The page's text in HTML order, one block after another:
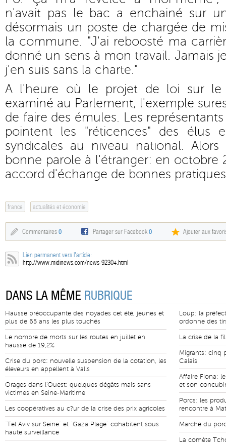
n'avait pas le bac a enchainé sur
désormais un poste de chargée de
la commune. "J'ai reboosté ma
donné un sens à mon travail. Jamais
j'en suis sans la charte."
A l'heure où le projet de loi sur le
examiné au Parlement, l'exemple
de faire des émules. Les
pointent les "réticences" des élus
syndicales au niveau national. Alors
bonne parole à l'étranger: en octobre
accord d'échange de bonnes
france actualités et économie
Commentaires 0 Partager sur Facebook0 Ajouter aux
Lien permanent vers l'article:
http://www.midinews.com/news-92304.html
DANS LA MÊME RUBRIQUE
Hausse préoccupante des noyades cet été, jeunes et
plus de 65 ans les plus touchés
Le nombre de morts sur les routes en juillet en
hausse de 19,2%
Crise du porc: nouvelle suspension de la cotation, les
éleveurs en appellent à Valls
Orages dans l'Ouest: quelques dégâts mais sans
victimes en Seine-Maritime
Les coopératives au c?ur de la crise des prix agricoles
"Tel Aviv sur Seine" et "Gaza Plage" cohabitent sous
haute surveillance
Loup: la
ordonne des
La crise de la
Migrants: cinq
Calais
Affaire Fiona:
et son
Porcs: les
rencontre à
Marché du
La comète